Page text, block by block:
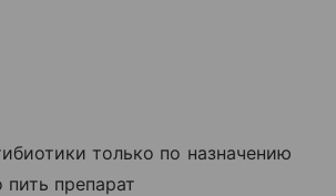
только по назначению
препарат